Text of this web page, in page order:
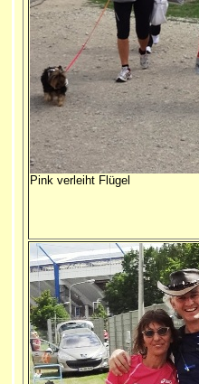
Pink verleiht Flügel